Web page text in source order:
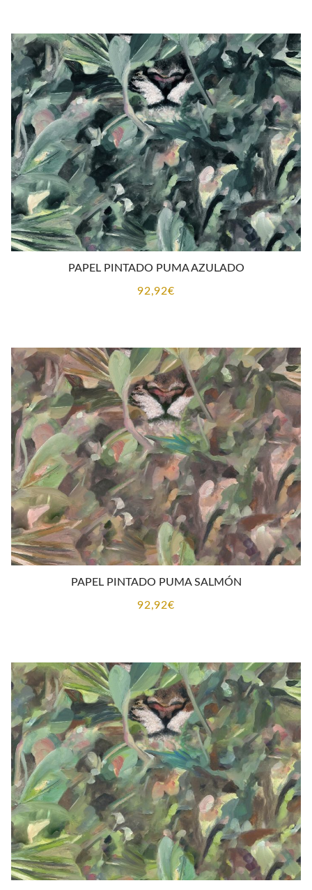
PAPEL PINTADO PUMA AZULADO
92,92€
PAPEL PINTADO PUMA SALMÓN
92,92€